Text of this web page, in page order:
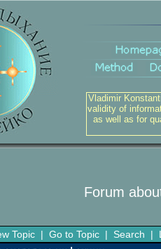
Vladimir
validity of
as well as for
Forum
Topic | Go to Topic | Search |